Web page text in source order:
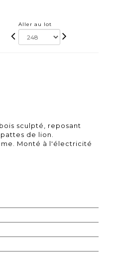
Aller au lot
sculpté, reposant
de lion.
Monté à l'électricité